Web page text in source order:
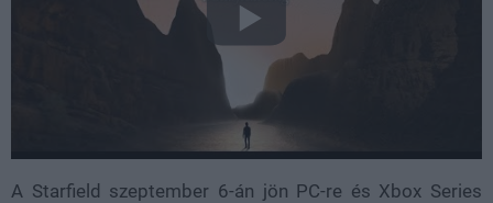
A Starfield szeptember 6-án jön PC-re és Xbox Series